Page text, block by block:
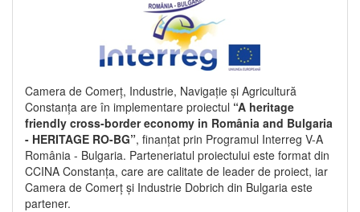
Camera de Comerț, Industrie, Navigație și Agricultură
Constanța are în implementare proiectul “A heritage
friendly cross-border economy in România and Bulgaria
- HERITAGE RO-BG”, finanțat prin Programul Interreg V-A
România - Bulgaria. Parteneriatul proiectului este format din
CCINA Constanța, care are calitate de leader de proiect, iar
Camera de Comerț și Industrie Dobrich din Bulgaria este
partener.